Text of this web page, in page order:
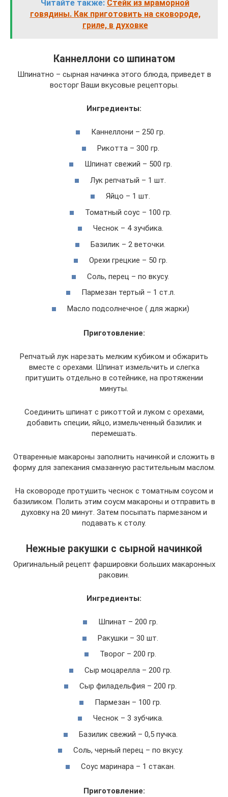
Читайте также: Стейк из мраморной
говядины. Как приготовить на сковороде,
гриле, в духовке
Каннеллони со шпинатом
Шпинатно – сырная начинка этого блюда, приведет в
восторг Ваши вкусовые рецепторы.
Ингредиенты:
Каннеллони – 250 гр.
Рикотта – 300 гр.
Шпинат свежий – 500 гр.
Лук репчатый – 1 шт.
Яйцо – 1 шт.
Томатный соус – 100 гр.
Чеснок – 4 зучбика.
Базилик – 2 веточки.
Орехи грецкие – 50 гр.
Соль, перец – по вкусу.
Пармезан тертый – 1 ст.л.
Масло подсолнечное ( для жарки)
Приготовление:
Репчатый лук нарезать мелким кубиком и обжарить
вместе с орехами. Шпинат измельчить и слегка
притушить отдельно в сотейнике, на протяжении
минуты.
Соединить шпинат с рикоттой и луком с орехами,
добавить специи, яйцо, измельченный базилик и
перемешать.
Отваренные макароны заполнить начинкой и сложить в
форму для запекания смазанную растительным маслом.
На сковороде протушить чеснок с томатным соусом и
базиликом. Полить этим соусм макароны и отправить в
духовку на 20 минут. Затем посыпать пармезаном и
подавать к столу.
Нежные ракушки с сырной начинкой
Оригинальный рецепт фаршировки больших макаронных
раковин.
Ингредиенты:
Шпинат – 200 гр.
Ракушки – 30 шт.
Творог – 200 гр.
Сыр моцарелла – 200 гр.
Сыр филадельфия – 200 гр.
Пармезан – 100 гр.
Чеснок – 3 зубчика.
Базилик свежий – 0,5 пучка.
Соль, черный перец – по вкусу.
Соус маринара – 1 стакан.
Приготовление: